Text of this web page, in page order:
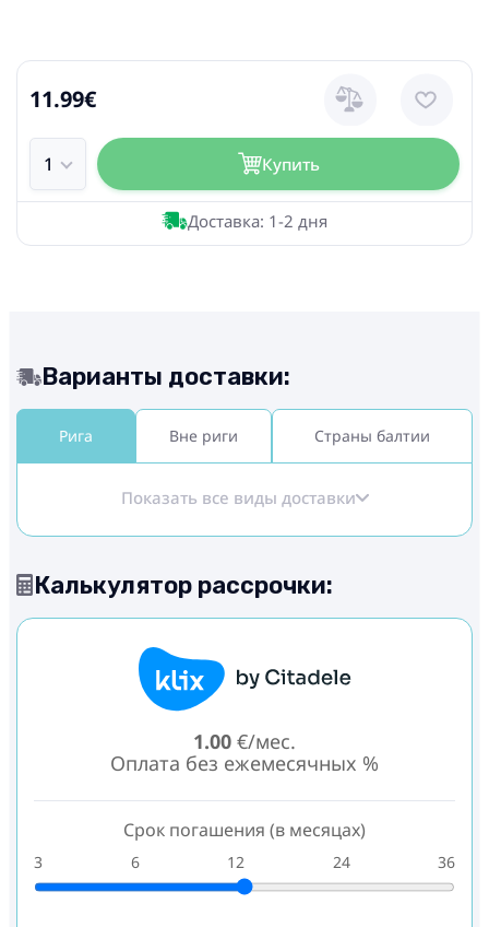
11.99€
Купить
Доставка: 1-2 дня
Варианты доставки:
Рига Вне риги Страны балтии
Показать все виды доставки
Калькулятор рассрочки:
1.00 €/мес.
Оплата без ежемесячных %
Срок погашения (в месяцах)
3 6 12 24 36